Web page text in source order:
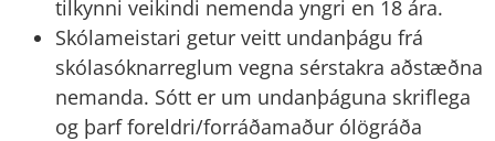
tilkynni veikindi nemenda yngri en 18 ára.
Skólameistari getur veitt undanþágu frá
skólasóknarreglum vegna sérstakra aðstæðna
nemanda. Sótt er um undanþáguna skriflega
og þarf foreldri/forráðamaður ólögráða